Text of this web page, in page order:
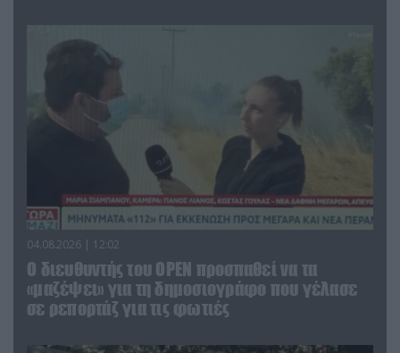
04.08.2026 | 12:02
O διευθυντής του OPEN προσπαθεί να τα
«μαζέψει» για τη δημοσιογράφο που γέλασε
σε ρεπορτάζ για τις φωτιές